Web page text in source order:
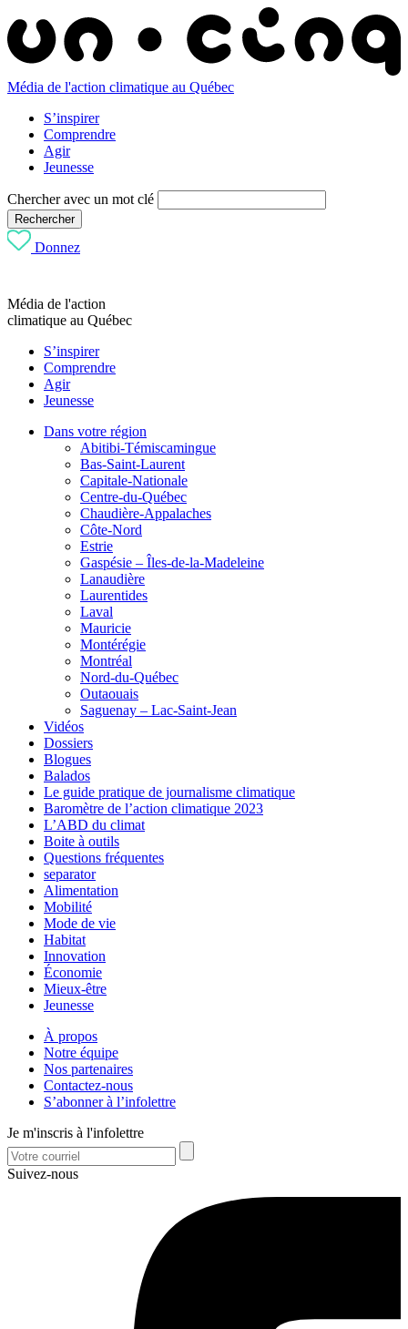
Média de l'action climatique au Québec
S’inspirer
Comprendre
Agir
Jeunesse
Chercher avec un mot clé
Rechercher
Donnez
Média de l'action
climatique au Québec
S’inspirer
Comprendre
Agir
Jeunesse
Dans votre région
Abitibi-Témiscamingue
Bas-Saint-Laurent
Capitale-Nationale
Centre-du-Québec
Chaudière-Appalaches
Côte-Nord
Estrie
Gaspésie – Îles-de-la-Madeleine
Lanaudière
Laurentides
Laval
Mauricie
Montérégie
Montréal
Nord-du-Québec
Outaouais
Saguenay – Lac-Saint-Jean
Vidéos
Dossiers
Blogues
Balados
Le guide pratique de journalisme climatique
Baromètre de l’action climatique 2023
L’ABD du climat
Boite à outils
Questions fréquentes
separator
Alimentation
Mobilité
Mode de vie
Habitat
Innovation
Économie
Mieux-être
Jeunesse
À propos
Notre équipe
Nos partenaires
Contactez-nous
S’abonner à l’infolettre
Je m'inscris à l'infolettre
Suivez-nous